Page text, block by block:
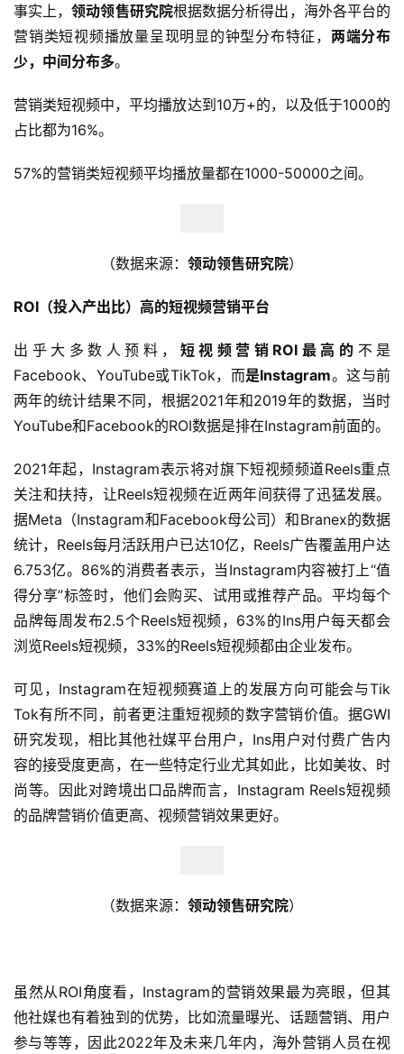
事实上，领动领售研究院根据数据分析得出，海外各平台的
营销类短视频播放量呈现明显的钟型分布特征， 两端分布
少，中间分布多。
营销类短视频中，平均播放达到10万+的，以及低于1000的
占比都为16%。
57%的营销类短视频平均播放量都在1000-50000之间。
（数据来源： 领动领售研究院）
ROI（投入产出比）高的短视频营销平台
出乎大多数人预料， 短视频营销ROI最高 的 不是
Facebook、YouTube或TikTok，而是Instagram。这与前
两年的统计结果不同，根据2021年和2019年的数据，当时
YouTube和Facebook的ROI数据是排在Instagram前面的。
2021年起，Instagram表示将对旗下短视频频道Reels重点
关注和扶持，让Reels短视频在近两年间获得了迅猛发展。
据Meta（Instagram和Facebook母公司）和Branex的数据
统计，Reels每月活跃用户已达10亿，Reels广告覆盖用户达
6.753亿。86%的消费者表示，当Instagram内容被打上“值
得分享”标签时，他们会购买、试用或推荐产品。平均每个
品牌每周发布2.5个Reels短视频，63%的Ins用户每天都会
浏览Reels短视频，33%的Reels短视频都由企业发布。
可见，Instagram在短视频赛道上的发展方向可能会与Tik
Tok有所不同，前者更注重短视频的数字营销价值。据GWI
研究发现，相比其他社媒平台用户，Ins用户对付费广告内
容的接受度更高，在一些特定行业尤其如此，比如美妆、时
尚等。因此对跨境出口品牌而言，Instagram Reels短视频
的品牌营销价值更高、视频营销效果更好。
（数据来源： 领动领售研究院）
虽然从ROI角度看，Instagram的营销效果最为亮眼，但其
他社媒也有着独到的优势，比如流量曝光、话题营销、用户
参与等等，因此2022年及未来几年内，海外营销人员在视